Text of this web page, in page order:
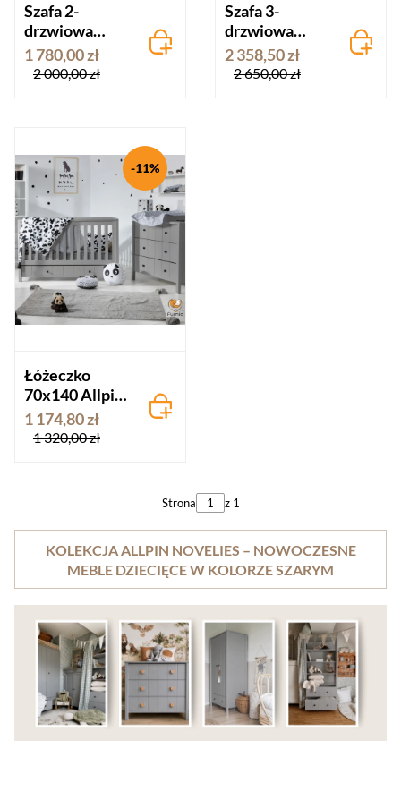
Szafa 2-
drzwiowa
Allpin
Novelies szara
1 780,00 zł
2 000,00 zł
Szafa 3-
drzwiowa
Allpin
Novelies szara
2 358,50 zł
2 650,00 zł
Łóżeczko
70x140 Allpin
Novelies szare
1 174,80 zł
1 320,00 zł
-11%
Strona z 1
KOLEKCJA ALLPIN NOVELIES – NOWOCZESNE
MEBLE DZIECIĘCE W KOLORZE SZARYM